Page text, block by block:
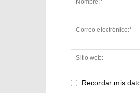
Recordar mis